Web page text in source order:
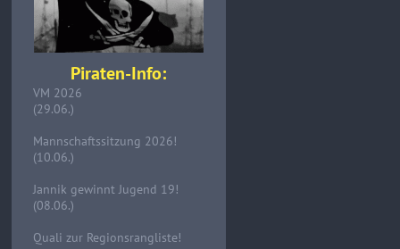
Piraten-Info:
VM 2026
(29.06.)
Mannschaftssitzung 2026!
(10.06.)
Jannik gewinnt Jugend 19!
(08.06.)
Quali zur Regionsrangliste!